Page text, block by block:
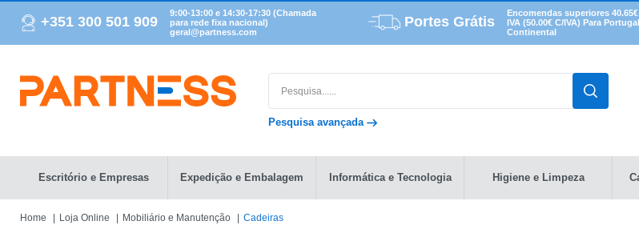
+351 300 501 909
9:00-13:00 e 14:30-17:30 (Chamada
para rede fixa nacional)
geral@partness.com
Portes Grátis
Encomendas superiores 40.65€
IVA (50.00€ C/IVA) Para Portugal
Continental
Pesquisa avançada
Escritório e Empresas Expedição e Embalagem Informática e Tecnologia Higiene e Limpeza
Home Loja Online Mobiliário e Manutenção Cadeiras